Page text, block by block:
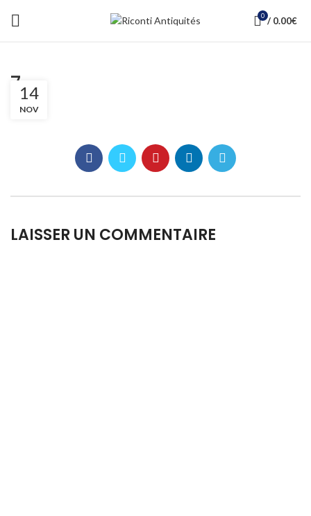
0 / 0.00€
714
NOV
LAISSER UN COMMENTAIRE